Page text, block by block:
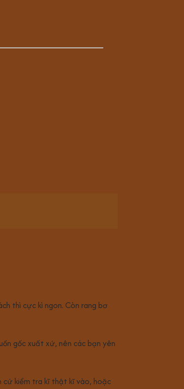
thì cực kì ngon. Còn rang bơ
gốc xuất xứ, nên các bạn yên
cứ kiểm tra kĩ thật kĩ vào, hoặc